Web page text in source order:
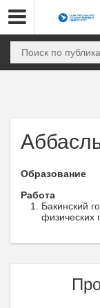
Образование
Работа
Бакинский
физических